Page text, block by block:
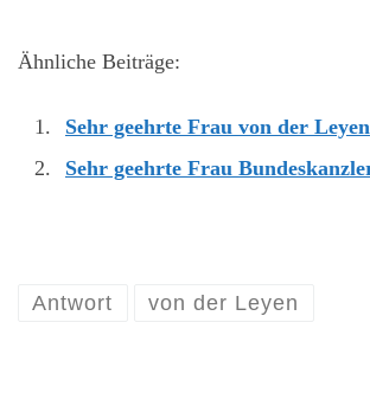
Ähnliche Beiträge:
Sehr geehrte Frau von der Leyen
Sehr geehrte Frau
Antwort von der Leyen